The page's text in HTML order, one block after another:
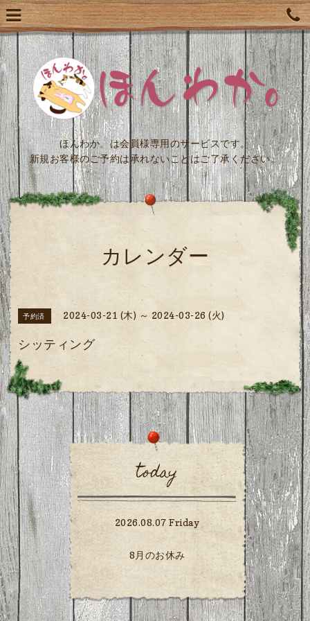
ほんわか。は会員様専用のサービスです。
新規お客様のご予約は承れないことはご了承ください。
カレンダー
予約済 2024-03-21 (木) ～ 2024-03-26 (火)
シッティング
today
2026.08.07 Friday
8月のお休み